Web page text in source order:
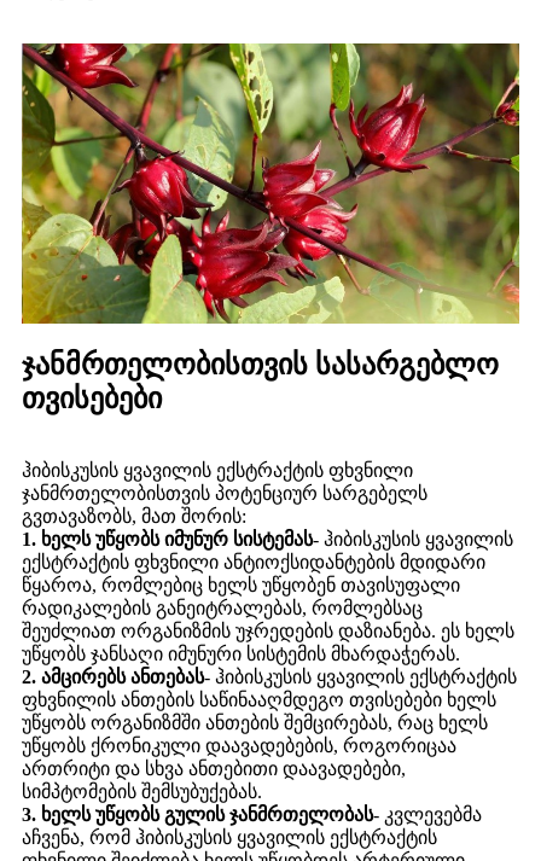
ჯანმრთელობისთვის სასარგებლო
თვისებები
ჰიბისკუსის ყვავილის ექსტრაქტის ფხვნილი
ჯანმრთელობისთვის პოტენციურ სარგებელს
გვთავაზობს, მათ შორის:
1. ხელს უწყობს იმუნურ სისტემას- ჰიბისკუსის ყვავილის
ექსტრაქტის ფხვნილი ანტიოქსიდანტების მდიდარი
წყაროა, რომლებიც ხელს უწყობენ თავისუფალი
რადიკალების განეიტრალებას, რომლებსაც
შეუძლიათ ორგანიზმის უჯრედების დაზიანება. ეს ხელს
უწყობს ჯანსაღი იმუნური სისტემის მხარდაჭერას.
2. ამცირებს ანთებას- ჰიბისკუსის ყვავილის ექსტრაქტის
ფხვნილის ანთების საწინააღმდეგო თვისებები ხელს
უწყობს ორგანიზმში ანთების შემცირებას, რაც ხელს
უწყობს ქრონიკული დაავადებების, როგორიცაა
ართრიტი და სხვა ანთებითი დაავადებები,
სიმპტომების შემსუბუქებას.
3. ხელს უწყობს გულის ჯანმრთელობას- კვლევებმა
აჩვენა, რომ ჰიბისკუსის ყვავილის ექსტრაქტის